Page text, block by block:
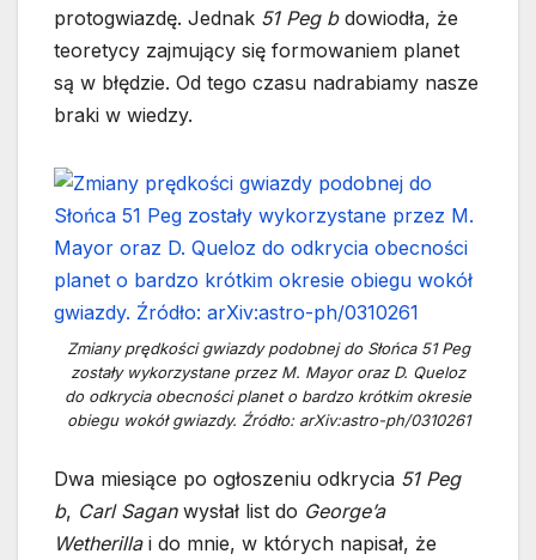
protogwiazdę. Jednak 51 Peg bdowiodła, że
teoretycy zajmujący się formowaniem planet
są w błędzie. Od tego czasu nadrabiamy nasze
braki w wiedzy.
Zmiany prędkości gwiazdy podobnej do Słońca 51 Peg
zostały wykorzystane przez M. Mayor oraz D. Queloz
do odkrycia obecności planet o bardzo krótkim okresie
obiegu wokół gwiazdy. Źródło: arXiv:astro-ph/0310261
Dwa miesiące po ogłoszeniu odkrycia 51 Peg
b, Carl Saganwysłał list do George’a
Wetherillai do mnie, w których napisał, że